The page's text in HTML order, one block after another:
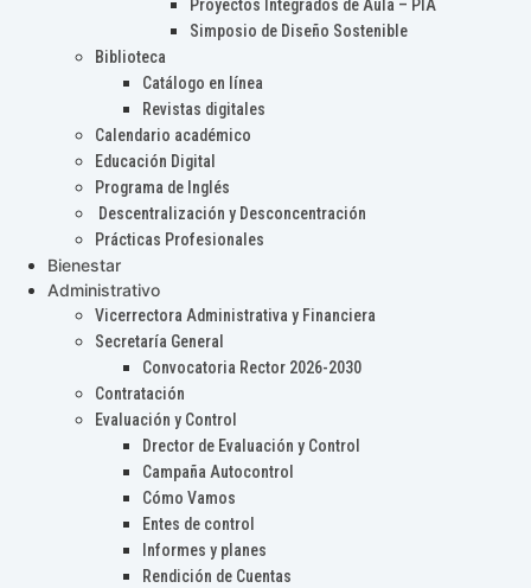
Proyectos Integrados de Aula – PIA
Simposio de Diseño Sostenible
Biblioteca
Catálogo en línea
Revistas digitales
Calendario académico
Educación Digital
Programa de Inglés
Descentralización y Desconcentración
Prácticas Profesionales
Bienestar
Administrativo
Vicerrectora Administrativa y Financiera
Secretaría General
Convocatoria Rector 2026-2030
Contratación
Evaluación y Control
Drector de Evaluación y Control
Campaña Autocontrol
Cómo Vamos
Entes de control
Informes y planes
Rendición de Cuentas